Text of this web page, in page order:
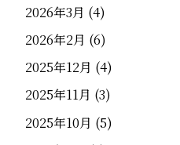
2026年3月 (4)
2026年2月 (6)
2025年12月 (4)
2025年11月 (3)
2025年10月 (5)